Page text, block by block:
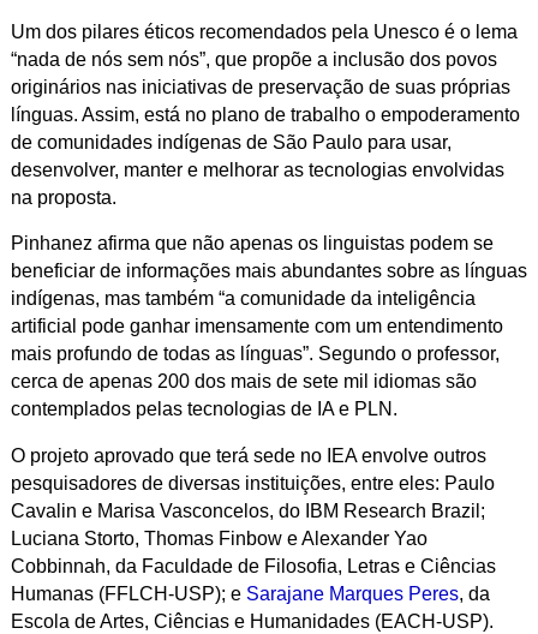
Um dos pilares éticos recomendados pela Unesco é o lema
“nada de nós sem nós”, que propõe a inclusão dos povos
originários nas iniciativas de preservação de suas próprias
línguas. Assim, está no plano de trabalho o empoderamento
de comunidades indígenas de São Paulo para usar,
desenvolver, manter e melhorar as tecnologias envolvidas
na proposta.
Pinhanez afirma que não apenas os linguistas podem se
beneficiar de informações mais abundantes sobre as línguas
indígenas, mas também “a comunidade da inteligência
artificial pode ganhar imensamente com um entendimento
mais profundo de todas as línguas”. Segundo o professor,
cerca de apenas 200 dos mais de sete mil idiomas são
contemplados pelas tecnologias de IA e PLN.
O projeto aprovado que terá sede no IEA envolve outros
pesquisadores de diversas instituições, entre eles: Paulo
Cavalin e Marisa Vasconcelos, do IBM Research Brazil;
Luciana Storto, Thomas Finbow e Alexander Yao
Cobbinnah, da Faculdade de Filosofia, Letras e Ciências
Humanas (FFLCH-USP); e Sarajane Marques Peres, da
Escola de Artes, Ciências e Humanidades (EACH-USP).